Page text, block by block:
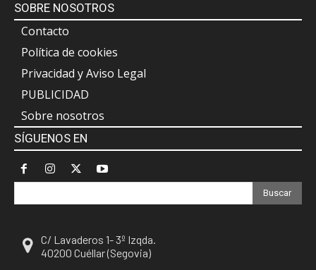
SOBRE NOSOTROS
Contacto
Política de cookies
Privacidad y Aviso Legal
PUBLICIDAD
Sobre nosotros
SÍGUENOS EN
Buscar
C/ Lavaderos 1- 3º Izqda.
40200 Cuéllar (Segovia)